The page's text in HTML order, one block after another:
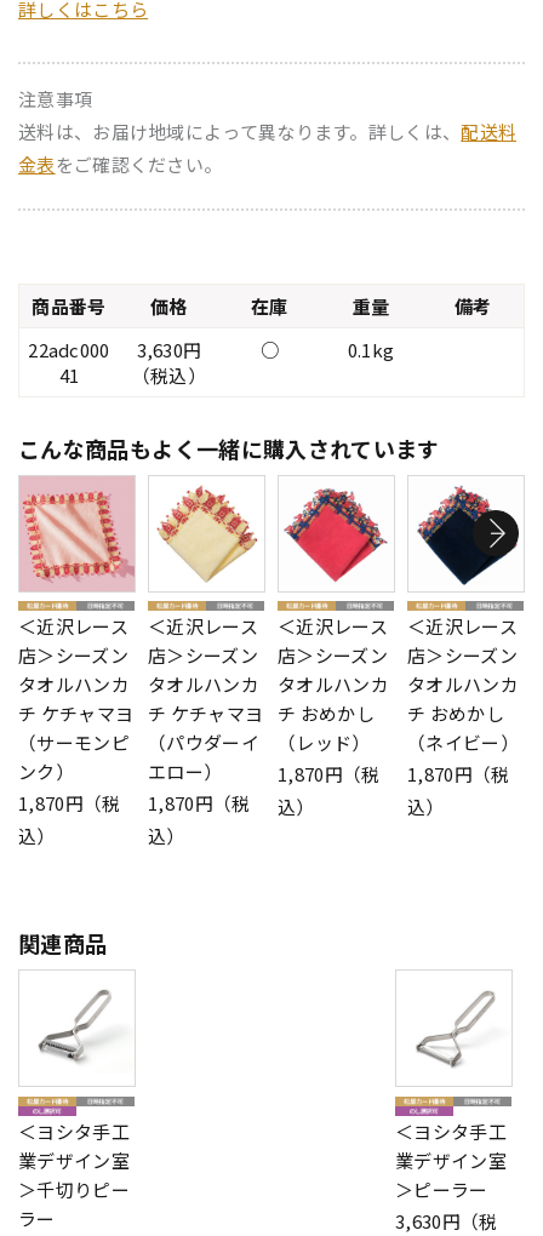
詳しくはこちら
注意事項
送料は、お届け地域によって異なります。詳しくは、配送料
金表をご確認ください。
商品番号 価格 在庫 重量
備考
22adc000
41
3,630円
（税込）
○ 0.1kg
こんな商品もよく一緒に購入されています
＜近沢レース
店＞シーズン
タオルハンカ
チ ケチャマヨ
（サーモンピ
ンク）
1,870円（税
込）
＜近沢レース
店＞シーズン
タオルハンカ
チ ケチャマヨ
（パウダーイ
エロー）
1,870円（税
込）
＜近沢レース
店＞シーズン
タオルハンカ
チ おめかし
（レッド）
1,870円（税
込）
＜近沢レース
店＞シーズン
タオルハンカ
チ おめかし
（ネイビー）
1,870円（税
込）
関連商品
＜ヨシタ手工
業デザイン室
＞千切りピー
ラー
＜ヨシタ手工
業デザイン室
＞ピーラー
3,630円（税